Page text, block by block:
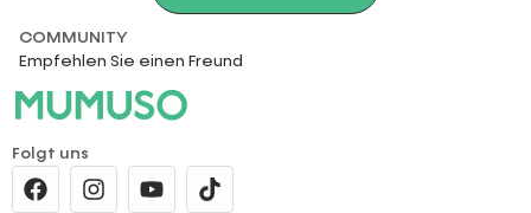
Folgt uns
COMMUNITY
Empfehlen Sie einen Freund